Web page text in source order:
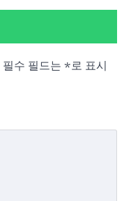
필수 필드는 *로 표시